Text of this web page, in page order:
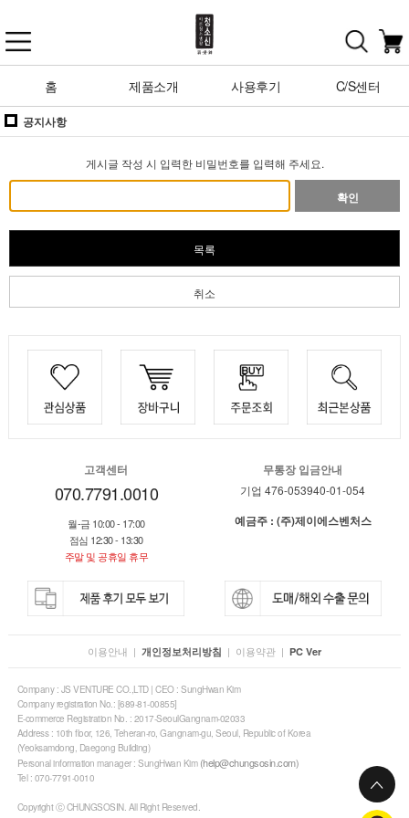
홈 제품소개 사용후기 C/S센터
공지사항
게시글 작성 시 입력한 비밀번호를 입력해 주세요.
확인
목록
취소
고객센터
070.7791.0010
월-금 10:00 - 17:00
점심 12:30 - 13:30
주말 및 공휴일 휴무
무통장 입금안내
기업 476-053940-01-054
예금주 : (주)제이에스벤처스
이용안내 | 개인정보처리방침 | 이용약관 | PC Ver
Company : JS VENTURE CO.,LTD | CEO : SungHwan Kim
Company registration No.: [689-81-00855]
E-commerce Registration No. : 2017-SeoulGangnam-02033
Address : 10th floor, 126, Teheran-ro, Gangnam-gu, Seoul, Republic of Korea
(Yeoksamdong, Daegong Building)
Personal information manager : SungHwan Kim (help@chungsosin.com)
Tel : 070-7791-0010
Copyright ⓒ CHUNGSOSIN. All Right Reserved.